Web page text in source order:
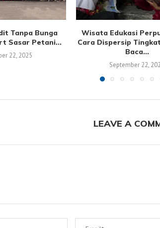
Tanpa Bunga
Sasar Petani...
22, 2025
Wisata Edukasi
Cara Dispersip
Baca...
September 22,
LEAVE A